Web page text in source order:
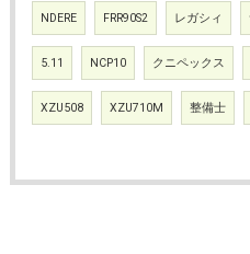
NDERE FRR90S2 レガシィ
5.11 NCP10 クニペックス
XZU508 XZU710M 整備士